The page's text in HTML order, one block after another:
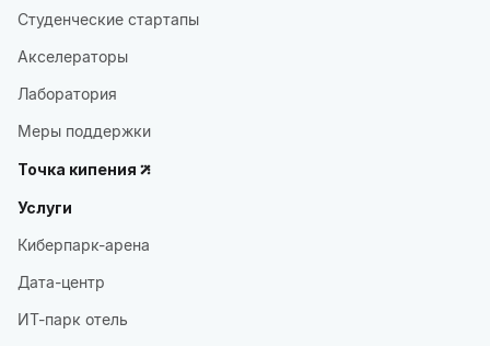
Студенческие стартапы
Акселераторы
Лаборатория
Меры поддержки
Точка кипения
Услуги
Киберпарк-арена
Дата-центр
ИТ-парк отель